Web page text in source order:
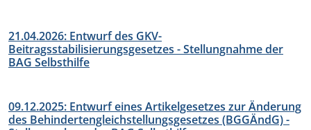
21.04.2026: Entwurf des GKV-
Beitragsstabilisierungsgesetzes - Stellungnahme der
BAG Selbsthilfe
09.12.2025: Entwurf eines Artikelgesetzes zur Änderung
des Behindertengleichstellungsgesetzes (BGGÄndG) -